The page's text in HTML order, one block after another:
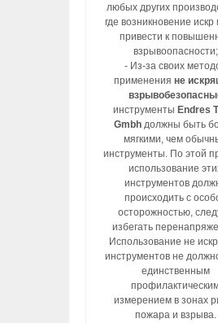
любых других
где возникновение
привести к
взрывоопасности;
- Из-за своих
применения не
инструменты Endres
Gmbh должны быть
мягкими, чем
инструменты. По этой
использование
инструментов
происходить с
осторожностью,
избегать
Использование не
инструментов не
единственным
измерением в зонах
пожара и взрыва.